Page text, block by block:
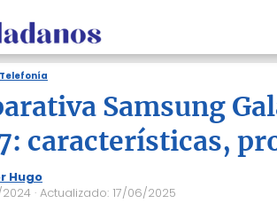
Telefonía
Samsung
características,
Hugo
· Actualizado: 17/06/2025